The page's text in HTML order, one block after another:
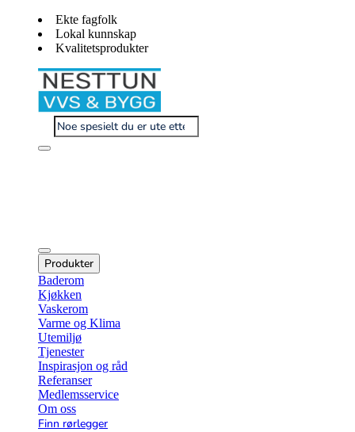
Ekte fagfolk
Lokal kunnskap
Kvalitetsprodukter
Produkter
Baderom
Kjøkken
Vaskerom
Varme og Klima
Utemiljø
Tjenester
Inspirasjon og råd
Referanser
Medlemsservice
Om oss
Finn rørlegger